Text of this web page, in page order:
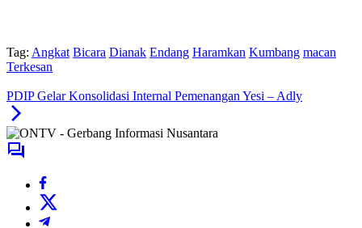
Tag: Angkat Bicara Dianak Endang Haramkan Kumbang macan
Terkesan
PDIP Gelar Konsolidasi Internal Pemenangan Yesi – Adly